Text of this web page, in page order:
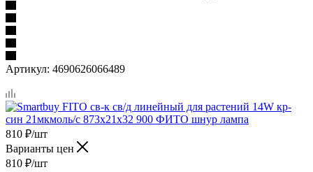
Артикул: 4690626066489
810 ₽/шт
Варианты цен
810 ₽/шт